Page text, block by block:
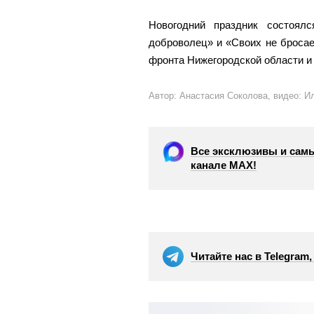
Новогодний праздник
доброволец» и «Своих не
фронта Нижегородской области
Автор: Анастасия Соколова, видео:
Все эксклюзивы и
канале МАХ!
Читайте нас в